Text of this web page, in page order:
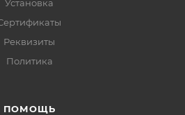
Установка
Реквизиты
Политика
ПОМОЩЬ